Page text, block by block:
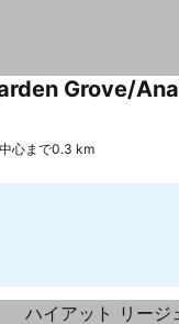
Grove/
心まで0.3 km